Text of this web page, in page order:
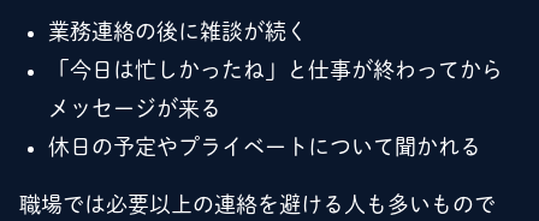
業務連絡の後に雑談が続く
「今日は忙しかったね」と仕事が終わってから
メッセージが来る
休日の予定やプライベートについて聞かれる
職場では必要以上の連絡を避ける人も多いもので